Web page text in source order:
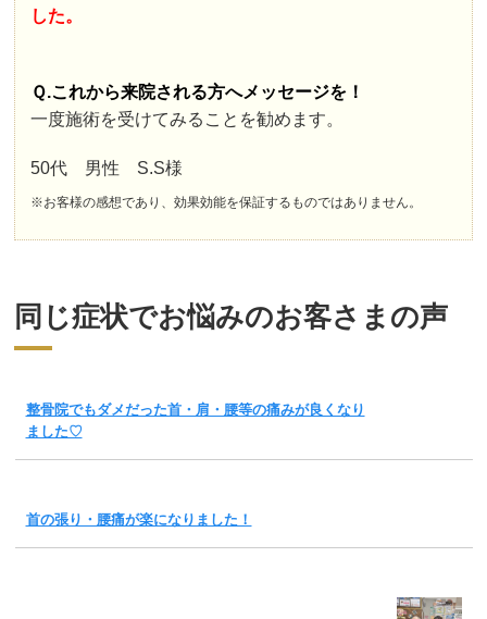
した。
Ｑ.これから来院される方へメッセージを！
一度施術を受けてみることを勧めます。
50代 男性 S.S様
※お客様の感想であり、効果効能を保証するものではありません。
同じ症状でお悩みのお客さまの声
整骨院でもダメだった首・肩・腰等の痛みが良くなり
ました♡
首の張り・腰痛が楽になりました！